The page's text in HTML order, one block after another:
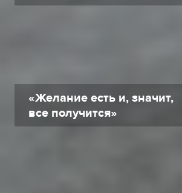
«Желание есть и, значит,
все получится»